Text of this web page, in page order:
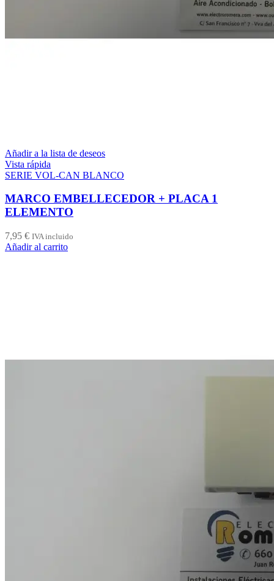
Añadir a la lista de deseos
Vista rápida
SERIE VOL-CAN BLANCO
MARCO EMBELLECEDOR + PLACA 1
ELEMENTO
7,95 € IVA incluido
Añadir al carrito